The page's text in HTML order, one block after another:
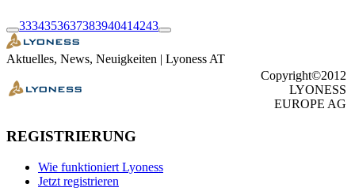
3334353637383940414243
Aktuelles, News, Neuigkeiten | Lyoness AT
Copyright©2012
LYONESS
EUROPE AG
REGISTRIERUNG
Wie funktioniert Lyoness
Jetzt registrieren